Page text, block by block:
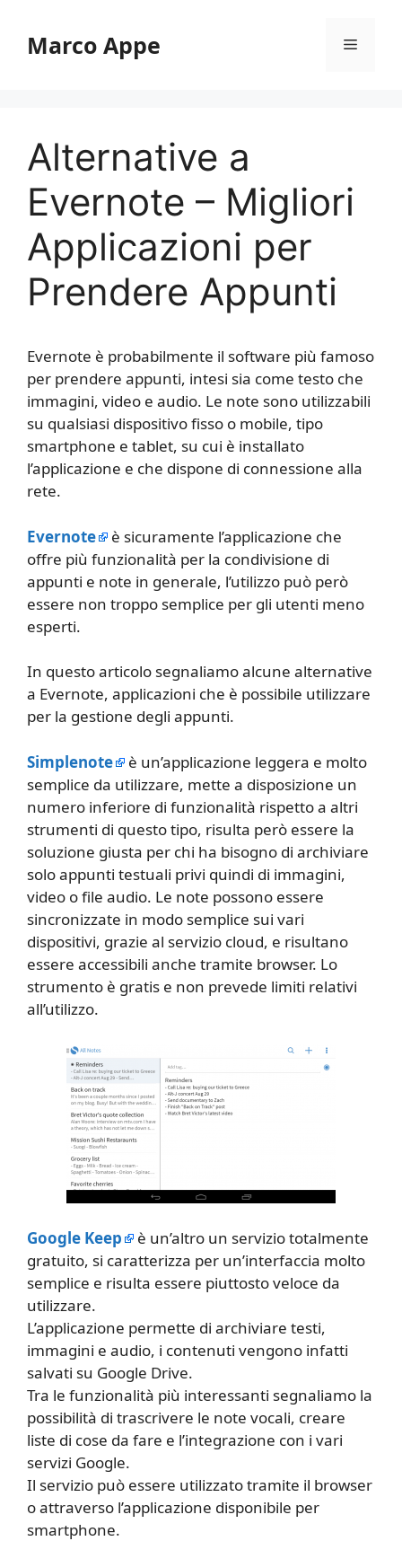
contenuto
Marco Appe Menu
Alternative a
Evernote – Migliori
Applicazioni per
Prendere Appunti
Evernote è probabilmente il software più famoso
per prendere appunti, intesi sia come testo che
immagini, video e audio. Le note sono utilizzabili
su qualsiasi dispositivo fisso o mobile, tipo
smartphone e tablet, su cui è installato
l’applicazione e che dispone di connessione alla
rete.
Evernote
è sicuramente l’applicazione che
offre più funzionalità per la condivisione di
appunti e note in generale, l’utilizzo può però
essere non troppo semplice per gli utenti meno
esperti.
In questo articolo segnaliamo alcune alternative
a Evernote, applicazioni che è possibile utilizzare
per la gestione degli appunti.
Simplenote
è un’applicazione leggera e molto
semplice da utilizzare, mette a disposizione un
numero inferiore di funzionalità rispetto a altri
strumenti di questo tipo, risulta però essere la
soluzione giusta per chi ha bisogno di archiviare
solo appunti testuali privi quindi di immagini,
video o file audio. Le note possono essere
sincronizzate in modo semplice sui vari
dispositivi, grazie al servizio cloud, e risultano
essere accessibili anche tramite browser. Lo
strumento è gratis e non prevede limiti relativi
all’utilizzo.
Google Keep
è un’altro un servizio totalmente
gratuito, si caratterizza per un’interfaccia molto
semplice e risulta essere piuttosto veloce da
utilizzare.
L’applicazione permette di archiviare testi,
immagini e audio, i contenuti vengono infatti
salvati su Google Drive.
Tra le funzionalità più interessanti segnaliamo la
possibilità di trascrivere le note vocali, creare
liste di cose da fare e l’integrazione con i vari
servizi Google.
Il servizio può essere utilizzato tramite il browser
o attraverso l’applicazione disponibile per
smartphone.